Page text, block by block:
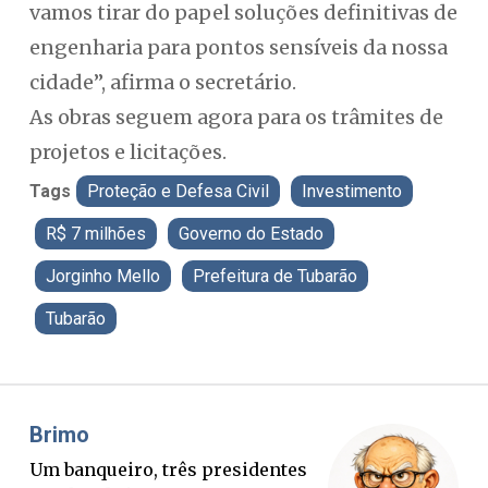
vamos tirar do papel soluções definitivas de
engenharia para pontos sensíveis da nossa
cidade”, afirma o secretário.
As obras seguem agora para os trâmites de
projetos e licitações.
Tags Proteção e Defesa Civil Investimento
R$ 7 milhões Governo do Estado
Jorginho Mello Prefeitura de Tubarão
Tubarão
Misael Elias
O Boato corre mais rápido que a